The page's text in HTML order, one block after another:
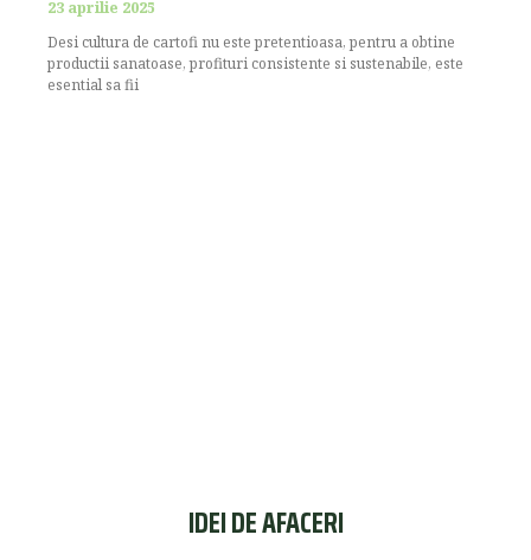
23 aprilie 2025
Desi cultura de cartofi nu este pretentioasa, pentru a obtine
productii sanatoase, profituri consistente si sustenabile, este
esential sa fii
IDEI DE AFACERI